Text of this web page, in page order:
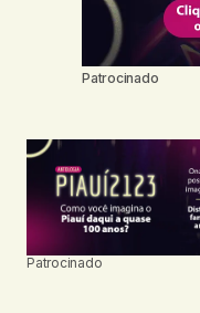
Patrocinado
Patrocinado